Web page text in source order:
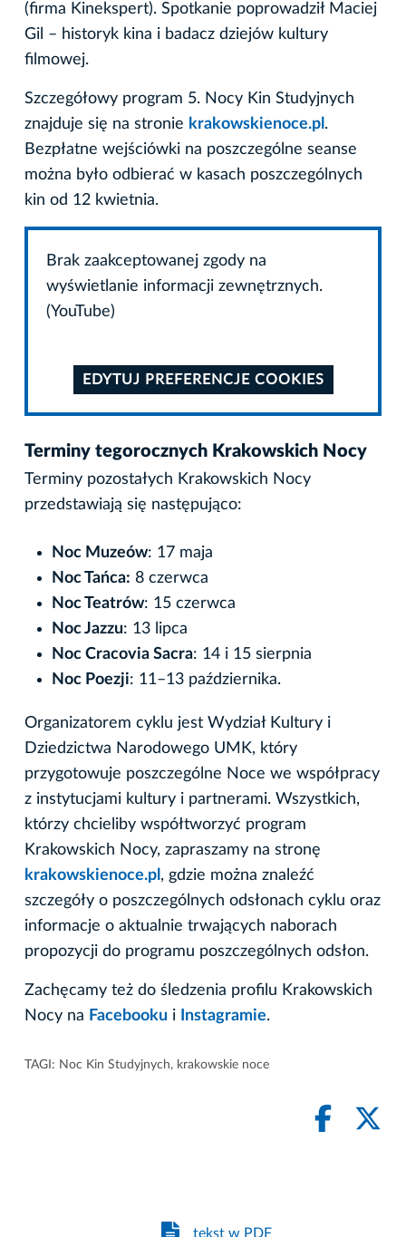
(firma Kinekspert). Spotkanie poprowadził Maciej
Gil – historyk kina i badacz dziejów kultury
filmowej.
Szczegółowy program 5. Nocy Kin Studyjnych
znajduje się na stronie krakowskienoce.pl .
Bezpłatne wejściówki na poszczególne seanse
można było odbierać w kasach poszczególnych
kin od 12 kwietnia.
Brak zaakceptowanej zgody na
wyświetlanie informacji zewnętrznych.
(YouTube)
EDYTUJ PREFERENCJE COOKIES
Terminy tegorocznych Krakowskich Nocy
Terminy pozostałych Krakowskich Nocy
przedstawiają się następująco:
Noc Muzeów: 17 maja
Noc Tańca: 8 czerwca
Noc Teatrów: 15 czerwca
Noc Jazzu: 13 lipca
Noc Cracovia Sacra: 14 i 15 sierpnia
Noc Poezji: 11–13 października.
Organizatorem cyklu jest Wydział Kultury i
Dziedzictwa Narodowego UMK, który
przygotowuje poszczególne Noce we współpracy
z instytucjami kultury i partnerami. Wszystkich,
którzy chcieliby współtworzyć program
Krakowskich Nocy, zapraszamy na stronę
krakowskienoce.pl , gdzie można znaleźć
szczegóły o poszczególnych odsłonach cyklu oraz
informacje o aktualnie trwających naborach
propozycji do programu poszczególnych odsłon.
Zachęcamy też do śledzenia profilu Krakowskich
Nocy na Facebooku i Instagramie.
TAGI: Noc Kin Studyjnych, krakowskie noce
tekst w PDF